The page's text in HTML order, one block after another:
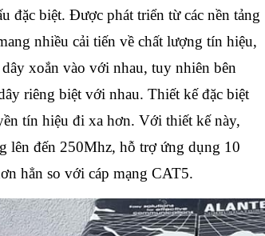
đặc biệt. Được phát triển từ các nền tảng
nhiều cải tiến về chất lượng tín hiệu,
xoắn vào với nhau, tuy nhiên bên
riêng biệt với nhau. Thiết kế đặc biệt
tín hiệu đi xa hơn. Với thiết kế này,
lên đến 250Mhz, hỗ trợ ứng dụng 10
hẳn so với cáp mạng CAT5.